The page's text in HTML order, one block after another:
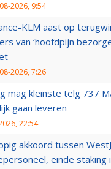
2026, 9:54
KLM aast op
van ‘hoofdpijn
2026, 7:26
mag kleinste telg 737
gaan leveren
22:54
akkoord tussen
einde staking